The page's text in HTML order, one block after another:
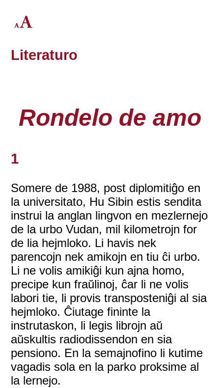
Literaturo
Rondelo de amo
1
Somere de 1988, post diplomitiĝo en
la universitato, Hu Sibin estis sendita
instrui la anglan lingvon en mezlernejo
de la urbo Vudan, mil kilometrojn for
de lia hejmloko. Li havis nek
parencojn nek amikojn en tiu ĉi urbo.
Li ne volis amikiĝi kun ajna homo,
precipe kun fraŭlinoj, ĉar li ne volis
labori tie, li provis transposteniĝi al sia
hejmloko. Ĉiutage fininte la
instrutaskon, li legis librojn aŭ
aŭskultis radiodissendon en sia
pensiono. En la semajnofino li kutime
vagadis sola en la parko proksime al
la lernejo.